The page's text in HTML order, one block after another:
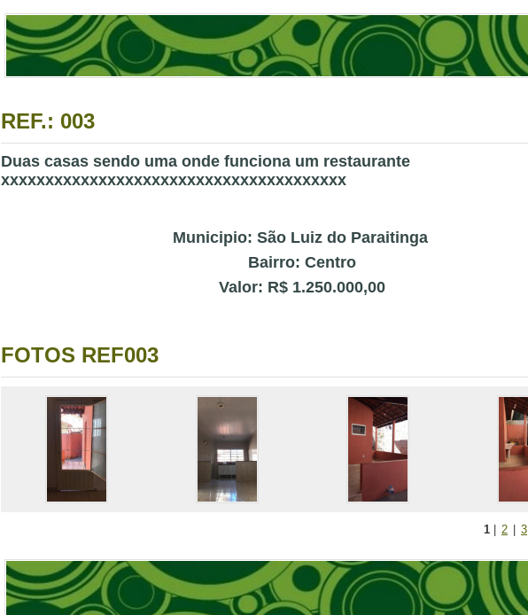
REF.: 003
Duas casas sendo uma onde funciona um restaurante
xxxxxxxxxxxxxxxxxxxxxxxxxxxxxxxxxxxxxxx
Municipio: São Luiz do Paraitinga
Bairro: Centro
Valor: R$ 1.250.000,00
FOTOS REF003
1 2 3